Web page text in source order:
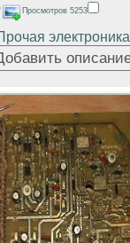
Просмотров 5253
электроника